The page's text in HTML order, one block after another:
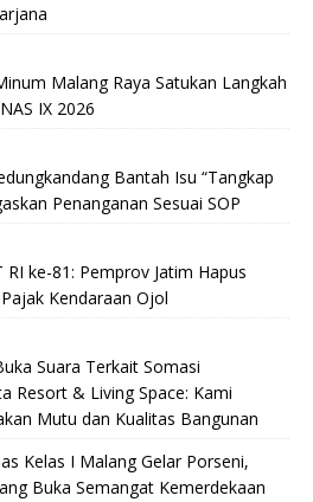
Malang Raya Satukan Langkah
IX 2026
Bantah Isu “Tangkap
Penanganan Sesuai SOP
RI ke-81: Pemprov Jatim Hapus
Kendaraan Ojol
Suara Terkait Somasi
Resort & Living Space: Kami
Mutu dan Kualitas Bangunan
Kelas I Malang Gelar Porseni,
Buka Semangat Kemerdekaan